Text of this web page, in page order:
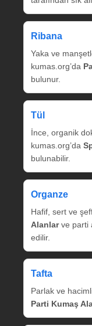
Ribana
Yaka ve
kumas.org’da
bulunur.
Tül
İnce, organik
kumas.org’da
bulunabilir.
Organze
Hafif, sert ve
Alanlarve parti
edilir.
Tafta
Parlak ve
Parti Kumaş